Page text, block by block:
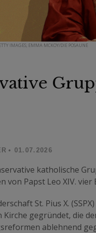
IMAGES; EMMA MCKOY/DIE POSAUNE
• 01.07.2026
katholische
von Papst Leo XIV. vier
St. Pius X.
Kirche gegründet, die
ablehnend